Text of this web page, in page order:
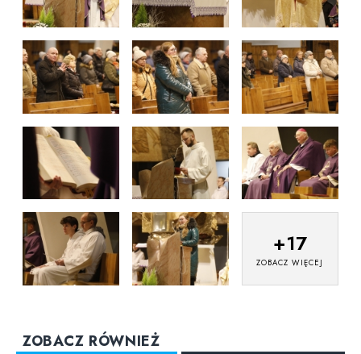
+17
ZOBACZ WIĘCEJ
ZOBACZ RÓWNIEŻ